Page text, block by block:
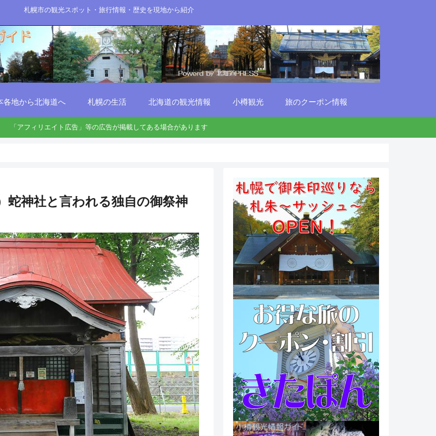
札幌市の観光スポット・旅行情報・歴史を現地から紹介
各地から北海道へ 札幌の生活 北海道の観光情報 小樽観光 旅のクーポン情報
「アフィリエイト広告」等の広告が掲載してある場合があります
蛇神社と言われる独自の御祭神